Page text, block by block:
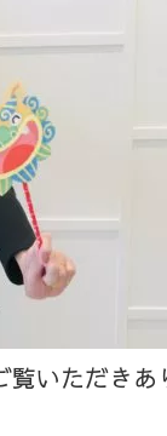
覧いただき